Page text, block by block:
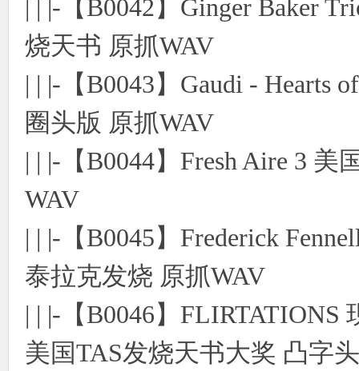
| | |-【B0042】Ginger Baker
烧天书 原抓WAV
| | |-【B0043】Gaudi - Hearts
圈头版 原抓WAV
| | |-【B0044】Fresh Aire 3
WAV
| | |-【B0045】Frederick
泰拉克发烧 原抓WAV
| | |-【B0046】
美国TAS发烧天书大奖 凸字